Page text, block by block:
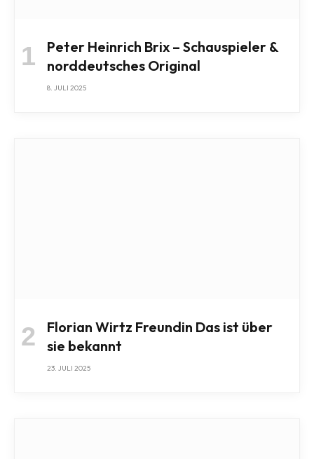
Peter Heinrich Brix – Schauspieler &
norddeutsches Original
8. JULI 2025
Florian Wirtz Freundin Das ist über
sie bekannt
23. JULI 2025